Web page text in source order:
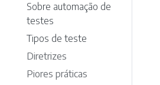
Sobre automação de
testes
Tipos de teste
Diretrizes
Piores práticas